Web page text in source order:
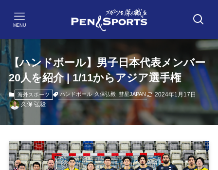
MENU
【ハンドボール】男子日本代表メンバー
20人を紹介 | 1/11からアジア選手権
海外スポーツ ハンドボール 久保弘毅 彗星JAPAN
2024年1月17日
久保 弘毅